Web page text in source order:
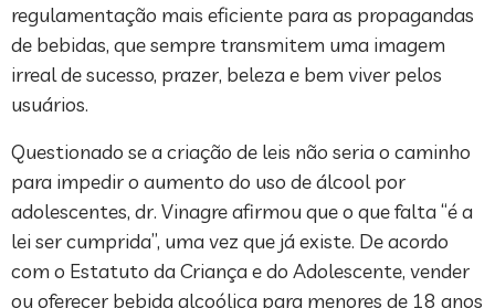
regulamentação mais eficiente para as propagandas
de bebidas, que sempre transmitem uma imagem
irreal de sucesso, prazer, beleza e bem viver pelos
usuários.
Questionado se a criação de leis não seria o caminho
para impedir o aumento do uso de álcool por
adolescentes, dr. Vinagre afirmou que o que falta “é a
lei ser cumprida”, uma vez que já existe. De acordo
com o Estatuto da Criança e do Adolescente, vender
ou oferecer bebida alcoólica para menores de 18 anos